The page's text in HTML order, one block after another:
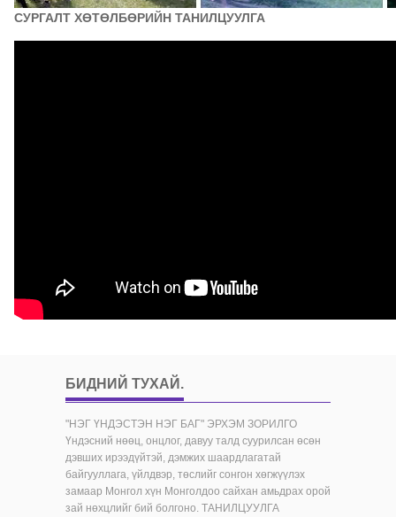
СУРГАЛТ ХӨТӨЛБӨРИЙН ТАНИЛЦУУЛГА
БИДНИЙ ТУХАЙ .
"НЭГ ҮНДЭСТЭН НЭГ БАГ" ЭРХЭМ ЗОРИЛГО
Үндэсний нөөц, онцлог, давуу талд суурилсан өсөн
дэвших ирээдүйтэй, дэмжих шаардлагатай
байгууллага, үйлдвэр, төслийг сонгон хөгжүүлэх
замаар Монгол хүн Монголдоо сайхан амьдрах орой
зай нөхцлийг бий болгоно. ТАНИЛЦУУЛГА